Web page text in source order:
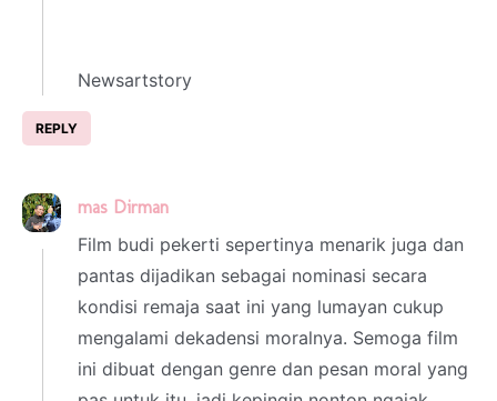
Newsartstory
REPLY
mas Dirman
Film budi pekerti sepertinya menarik juga dan
pantas dijadikan sebagai nominasi secara
kondisi remaja saat ini yang lumayan cukup
mengalami dekadensi moralnya. Semoga film
ini dibuat dengan genre dan pesan moral yang